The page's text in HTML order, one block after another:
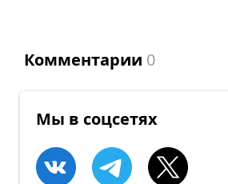
Комментарии 0
Мы в соцсетях